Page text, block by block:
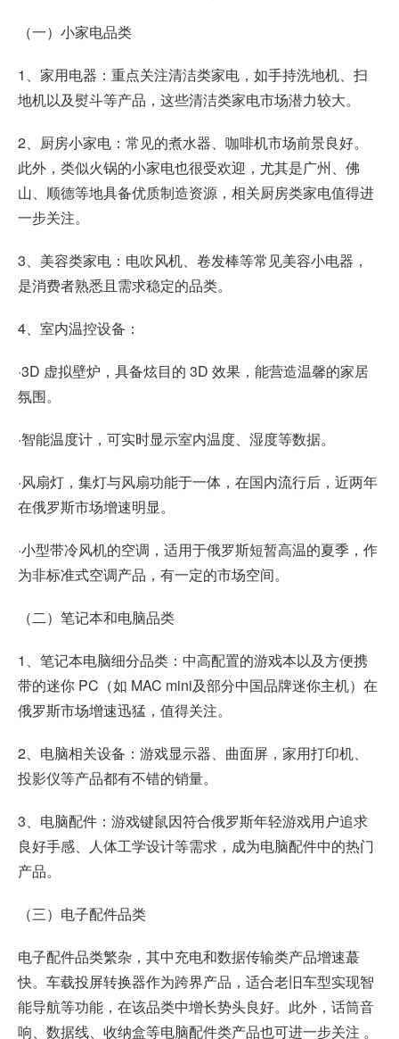
（一）小家电品类
1、家用电器：重点关注清洁类家电，如手持洗地机、扫
地机以及熨斗等产品，这些清洁类家电市场潜力较大。
2、厨房小家电：常见的煮水器、咖啡机市场前景良好。
此外，类似火锅的小家电也很受欢迎，尤其是广州、佛
山、顺德等地具备优质制造资源，相关厨房类家电值得进
一步关注。
3、美容类家电：电吹风机、卷发棒等常见美容小电器，
是消费者熟悉且需求稳定的品类。
4、室内温控设备：
·3D 虚拟壁炉，具备炫目的 3D 效果，能营造温馨的家居
氛围。
·智能温度计，可实时显示室内温度、湿度等数据。
·风扇灯，集灯与风扇功能于一体，在国内流行后，近两年
在俄罗斯市场增速明显。
·小型带冷风机的空调，适用于俄罗斯短暂高温的夏季，作
为非标准式空调产品，有一定的市场空间。
（二）笔记本和电脑品类
1、笔记本电脑细分品类：中高配置的游戏本以及方便携
带的迷你 PC（如 MAC mini及部分中国品牌迷你主机）在
俄罗斯市场增速迅猛，值得关注。
2、电脑相关设备：游戏显示器、曲面屏，家用打印机、
投影仪等产品都有不错的销量。
3、电脑配件：游戏键鼠因符合俄罗斯年轻游戏用户追求
良好手感、人体工学设计等需求，成为电脑配件中的热门
产品。
（三）电子配件品类
电子配件品类繁杂，其中充电和数据传输类产品增速蕞
快。车载投屏转换器作为跨界产品，适合老旧车型实现智
能导航等功能，在该品类中增长势头良好。此外，话筒音
响、数据线、收纳盒等电脑配件类产品也可进一步关注 。